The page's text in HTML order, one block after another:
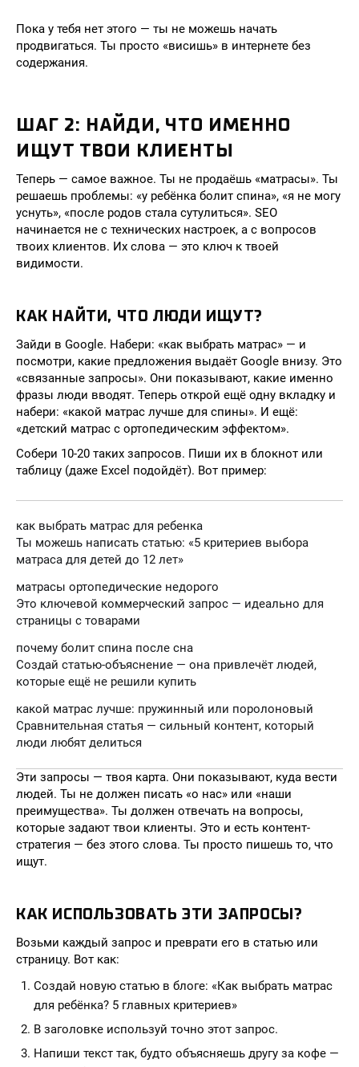
Пока у тебя нет этого — ты не можешь начать
продвигаться. Ты просто «висишь» в интернете без
содержания.
ШАГ 2: НАЙДИ, ЧТО ИМЕННО
ИЩУТ ТВОИ КЛИЕНТЫ
Теперь — самое важное. Ты не продаёшь «матрасы». Ты
решаешь проблемы: «у ребёнка болит спина», «я не могу
уснуть», «после родов стала сутулиться». SEO
начинается не с технических настроек, а с вопросов
твоих клиентов. Их слова — это ключ к твоей
видимости.
КАК НАЙТИ, ЧТО ЛЮДИ ИЩУТ?
Зайди в Google. Набери: «как выбрать матрас» — и
посмотри, какие предложения выдаёт Google внизу. Это
«связанные запросы». Они показывают, какие именно
фразы люди вводят. Теперь открой ещё одну вкладку и
набери: «какой матрас лучше для спины». И ещё:
«детский матрас с ортопедическим эффектом».
Собери 10-20 таких запросов. Пиши их в блокнот или
таблицу (даже Excel подойдёт). Вот пример:
как выбрать матрас для ребенка
Ты можешь написать статью: «5 критериев выбора
матраса для детей до 12 лет»
матрасы ортопедические недорого
Это ключевой коммерческий запрос — идеально для
страницы с товарами
почему болит спина после сна
Создай статью-объяснение — она привлечёт людей,
которые ещё не решили купить
какой матрас лучше: пружинный или поролоновый
Сравнительная статья — сильный контент, который
люди любят делиться
Эти запросы — твоя карта. Они показывают, куда вести
людей. Ты не должен писать «о нас» или «наши
преимущества». Ты должен отвечать на вопросы,
которые задают твои клиенты. Это и есть контент-
стратегия — без этого слова. Ты просто пишешь то, что
ищут.
КАК ИСПОЛЬЗОВАТЬ ЭТИ ЗАПРОСЫ?
Возьми каждый запрос и преврати его в статью или
страницу. Вот как:
Создай новую статью в блоге: «Как выбрать матрас
для ребёнка? 5 главных критериев»
В заголовке используй точно этот запрос.
Напиши текст так, будто объясняешь другу за кофе —